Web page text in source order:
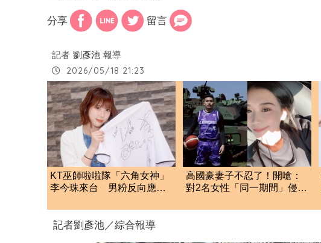
分享 留言
記者 劉彥池 報導
2026/05/18 21:23
KT巫師啦啦隊「六角女神」
李今珠來台 男粉反向應援
高國豪妻子不忍了！開嗆：
對2名女性「同一期間」侵害
記者劉彥池／綜合報導